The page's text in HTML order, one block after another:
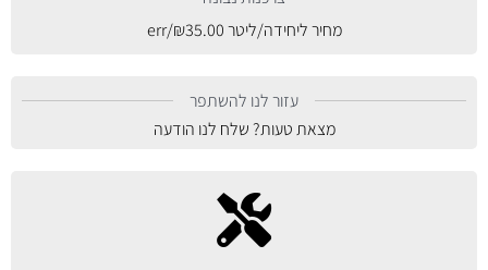
מחיר ליחידה/ליטר
₪35.00
/err
עזור לנו להשתפר
מצאת טעות? שלח לנו הודעה